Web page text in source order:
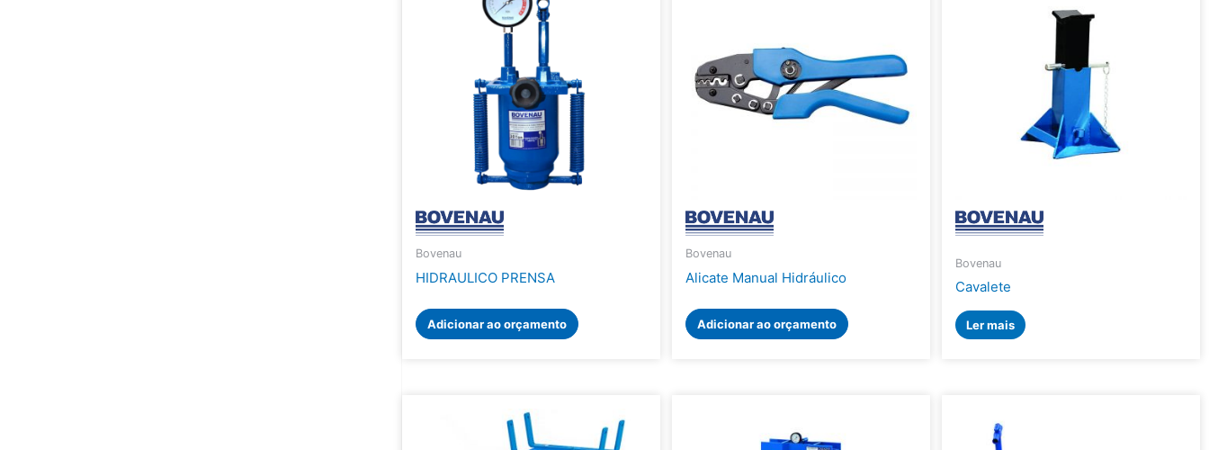
Bovenau
HIDRAULICO PRENSA
Adicionar ao orçamento
Bovenau
Alicate Manual Hidráulico
Adicionar ao orçamento
Bovenau
Cavalete
Ler mais